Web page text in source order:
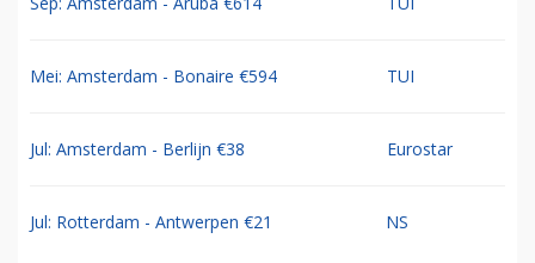
Mei: Amsterdam - Bonaire €594 TUI
Jul: Amsterdam - Berlijn €38 Eurostar
Jul: Rotterdam - Antwerpen €21 NS